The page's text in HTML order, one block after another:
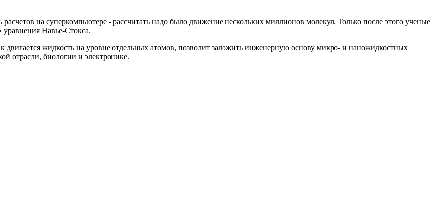
расчетов на суперкомпьютере - рассчитать надо было движение нескольких миллионов молекул. Только после этого ученые
уравнения Навье-Стокса.
двигается жидкость на уровне отдельных атомов, позволит заложить инженерную основу микро- и наножидкостных
отрасли, биологии и электронике.